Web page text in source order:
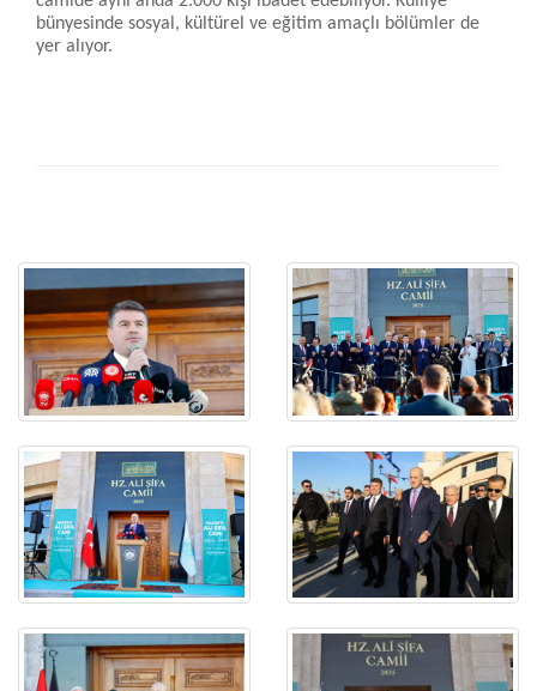
bünyesinde sosyal, kültürel ve eğitim amaçlı bölümler de
yer alıyor.